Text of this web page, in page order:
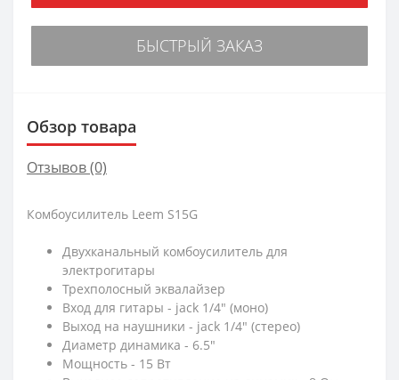
БЫСТРЫЙ ЗАКАЗ
Обзор товара
Отзывов (0)
Комбоусилитель Leem S15G
Двухканальный комбоусилитель для
электрогитары
Трехполосный эквалайзер
Вход для гитары - jack 1/4" (моно)
Выход на наушники - jack 1/4" (стерео)
Диаметр динамика - 6.5"
Мощность - 15 Вт